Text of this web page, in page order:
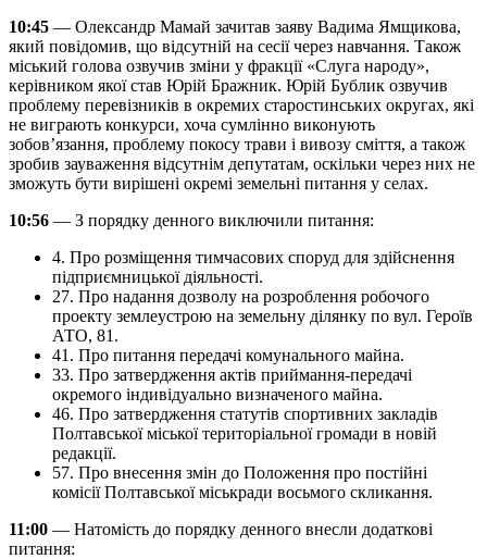
10:45 — Олександр Мамай зачитав заяву Вадима Ямщикова,
який повідомив, що відсутній на сесії через навчання. Також
міський голова озвучив зміни у фракції «Слуга народу»,
керівником якої став Юрій Бражник. Юрій Бублик озвучив
проблему перевізників в окремих старостинських округах, які
не виграють конкурси, хоча сумлінно виконують
зобов’язання, проблему покосу трави і вивозу сміття, а також
зробив зауваження відсутнім депутатам, оскільки через них не
зможуть бути вирішені окремі земельні питання у селах.
10:56 — З порядку денного виключили питання:
4. Про розміщення тимчасових споруд для здійснення
підприємницької діяльності.
27. Про надання дозволу на розроблення робочого
проекту землеустрою на земельну ділянку по вул. Героїв
АТО, 81.
41. Про питання передачі комунального майна.
33. Про затвердження актів приймання-передачі
окремого індивідуально визначеного майна.
46. Про затвердження статутів спортивних закладів
Полтавської міської територіальної громади в новій
редакції.
57. Про внесення змін до Положення про постійні
комісії Полтавської міськради восьмого скликання.
11:00 — Натомість до порядку денного внесли додаткові
питання: